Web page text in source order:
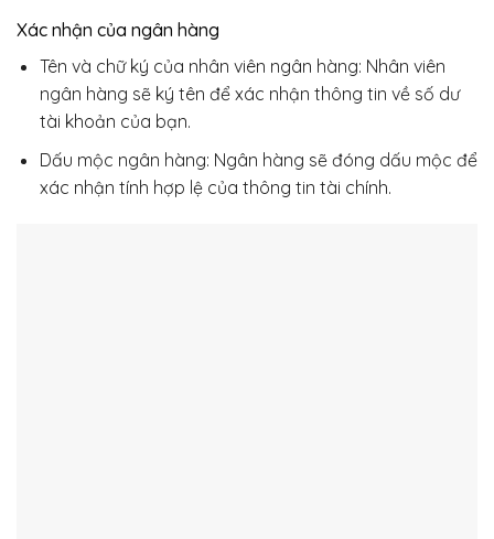
Xác nhận của ngân hàng
Tên và chữ ký của nhân viên ngân hàng: Nhân viên
ngân hàng sẽ ký tên để xác nhận thông tin về số dư
tài khoản của bạn.
Dấu mộc ngân hàng: Ngân hàng sẽ đóng dấu mộc để
xác nhận tính hợp lệ của thông tin tài chính.